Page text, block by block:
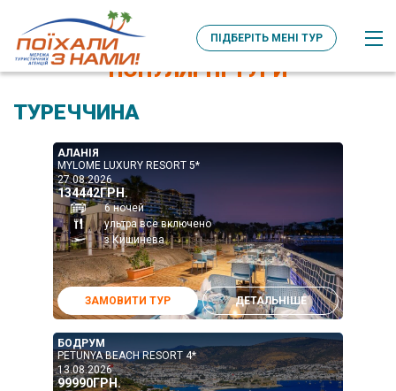
ПІДБЕРІТЬ МЕНІ ТУР
ПОПУЛЯРНІ ТУРИ
ТУРЕЧЧИНА
АЛАНІЯ
MYLOME LUXURY RESORT 5*
27.08.2026
134442ГРН.
6 ночей
ультра все включено
з Кишинева
ЗАМОВИТИ ТУР ДЕТАЛЬНІШЕ
БОДРУМ
PETUNYA BEACH RESORT 4*
13.08.2026
99990ГРН.